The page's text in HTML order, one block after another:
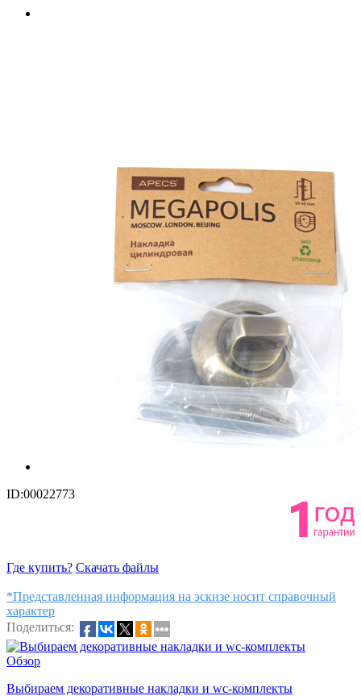
ID:00022773
Где купить? Скачать файлы
*Представленная информация на эскизе носит справочный
характер
Поделиться:
Обзор
Выбираем декоративные накладки и wc-комплекты